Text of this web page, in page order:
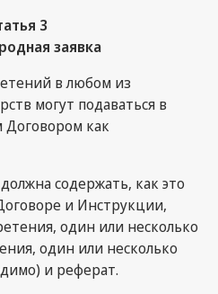
3
заявка
в любом из
могут подаваться в
Договором как
содержать, как это
и Инструкции,
один или несколько
один или несколько
и реферат.